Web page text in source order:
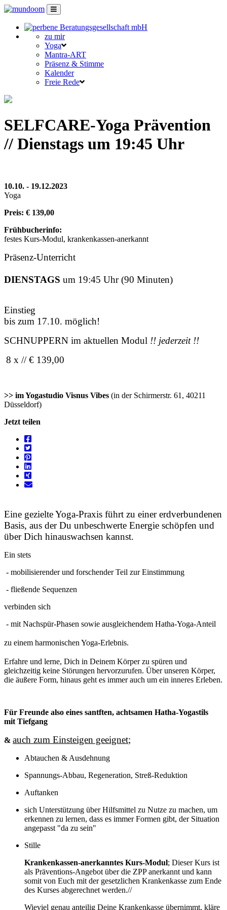
zu mir
Yoga
Mantra-ART
Präsenz & Stimme
Kalender
Freie Rede
SELFCARE-Yoga Prävention
// Dienstags um 19:45 Uhr
10.10. - 19.12.2023
Yoga
Preis: € 139,00
Frühbucherinfo:
festes Kurs-Modul, krankenkassen-anerkannt
Präsenz-Unterricht
DIENSTAGS um 19:45 Uhr (90 Minuten)
Einstieg
bis zum 17.10. möglich!
SCHNUPPERN im aktuellen Modul !! jederzeit !!
8 x // € 139,00
>> im Yogastudio Visnus Vibes (in der Schirmerstr. 61, 40211
Düsseldorf)
Jetzt teilen
Eine gezielte Yoga-Praxis führt zu einer erdverbundenen
Basis, aus der Du unbeschwerte Energie schöpfen und
über Dich hinauswachsen kannst.
Ein stets
- mobilisierender und forschender Teil zur Einstimmung
- fließende Sequenzen
verbinden sich
- mit Nachspür-Phasen sowie ausgleichendem Hatha-Yoga-Anteil
zu einem harmonischen Yoga-Erlebnis.
Erfahre und lerne, Dich in Deinem Körper zu spüren und
gleichzeitig keine Störungen hervorzurufen. Über unseren Körper,
die äußere Form, hinaus geht es immer auch um ein inneres Erleben.
Für Freunde also eines santften, achtsamen Hatha-Yogastils
mit Tiefgang
& auch zum Einsteigen geeignet;
Abtauchen & Ausdehnung
Spannungs-Abbau, Regeneration, Streß-Reduktion
Auftanken
sich Unterstützung über Hilfsmittel zu Nutze zu machen, um
erkennen zu lernen, dass es immer Formen gibt, der Situation
angepasst "da zu sein"
Stille
Krankenkassen-anerkanntes Kurs-Modul; Dieser Kurs ist
als Präventions-Angebot über die ZPP anerkannt und kann
somit von Euch mit der gesetzlichen Krankenkasse zum Ende
des Kurses abgerechnet werden.//
Wieviel genau anteilig Deine Krankenkasse übernimmt, kläre